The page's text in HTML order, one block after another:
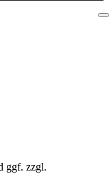
ggf. zzgl.